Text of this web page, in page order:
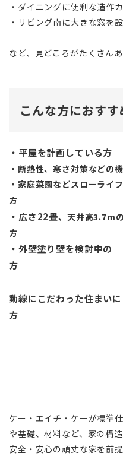
・ダイニングに便利な造作
・リビング南に大きな窓を
など、見どころがたくさん
こんな方におすす
・平屋を計画している方
・断熱性、寒さ対策などの
・家庭菜園などスローライ
方
・広さ22畳、天井高3.7m
方
・外壁塗り壁を検討中の
方
動線にこだわった住まい
方
ケー・エイチ・ケーが標準
や基礎、材料など、家の構
安全・安心の頑丈な家を前